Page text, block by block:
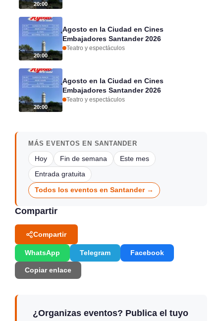
20:00
20:00
Agosto en la Ciudad en Cines
Embajadores Santander 2026
Teatro y espectáculos
20:00
Agosto en la Ciudad en Cines
Embajadores Santander 2026
Teatro y espectáculos
MÁS EVENTOS EN SANTANDER
Hoy Fin de semana Este mes
Entrada gratuita
Todos los eventos en Santander →
Compartir
Compartir
WhatsApp Telegram Facebook
Copiar enlace
¿Organizas eventos? Publica el tuyo